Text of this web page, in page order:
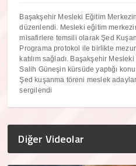
Başakşehir Mesleki Eğitim
düzenlendi. Mesleki eğitim
misafirlere temsili olarak Şed
Programa protokol ile birlikte
katılım sağladı. Başakşehir
Salih Güneşin kürsüde yaptığı
Şed kuşanma töreni meslek
sergilendi
Diğer Videolar